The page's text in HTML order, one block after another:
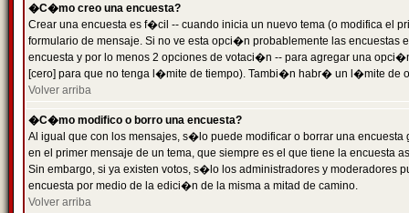
�C�mo creo una encuesta?
Crear una encuesta es f�cil -- cuando inicia un nuevo tema (o modifica el
formulario de mensaje. Si no ve esta opci�n probablemente las
encuesta y por lo menos 2 opciones de votaci�n -- para agregar una
[cero] para que no tenga l�mite de tiempo). Tambi�n habr� un l�mite de
Volver arriba
�C�mo modifico o borro una encuesta?
Al igual que con los mensajes, s�lo puede modificar o borrar una
en el primer mensaje de un tema, que siempre es el que tiene la encuesta
Sin embargo, si ya existen votos, s�lo los administradores y moderadores
encuesta por medio de la edici�n de la misma a mitad de camino.
Volver arriba